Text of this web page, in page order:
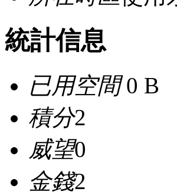
統計信息
已用空間0 B
積分2
威望0
金錢2